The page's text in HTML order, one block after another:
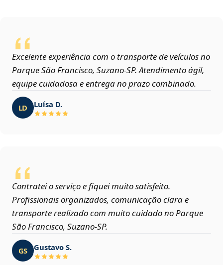
Excelente experiência com o transporte de veículos no
Parque São Francisco, Suzano‑SP. Atendimento ágil,
equipe cuidadosa e entrega no prazo combinado.
LD Luísa D.
Contratei o serviço e fiquei muito satisfeito.
Profissionais organizados, comunicação clara e
transporte realizado com muito cuidado no Parque
São Francisco, Suzano‑SP.
GS Gustavo S.